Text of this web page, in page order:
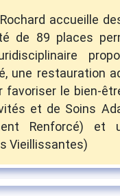
Rochard accueille
de 89 places
une restauration
favoriser le bien-
et de Soins
Renforcé)
Vieillissantes)